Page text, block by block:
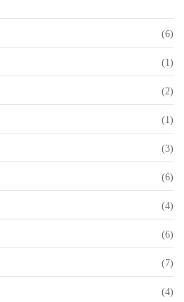
(6)
(1)
(2)
(1)
(3)
(6)
(4)
(6)
(7)
(4)